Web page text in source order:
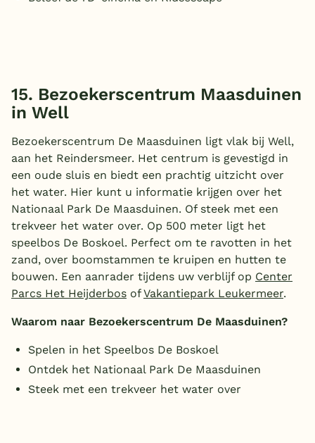
15. Bezoekerscentrum Maasduinen
in Well
Bezoekerscentrum De Maasduinen ligt vlak bij Well,
aan het Reindersmeer. Het centrum is gevestigd in
een oude sluis en biedt een prachtig uitzicht over
het water. Hier kunt u informatie krijgen over het
Nationaal Park De Maasduinen. Of steek met een
trekveer het water over. Op 500 meter ligt het
speelbos De Boskoel. Perfect om te ravotten in het
zand, over boomstammen te kruipen en hutten te
bouwen. Een aanrader tijdens uw verblijf op Center
Parcs Het Heijderbos ofVakantiepark Leukermeer.
Waarom naar Bezoekerscentrum De Maasduinen?
Spelen in het Speelbos De Boskoel
Ontdek het Nationaal Park De Maasduinen
Steek met een trekveer het water over